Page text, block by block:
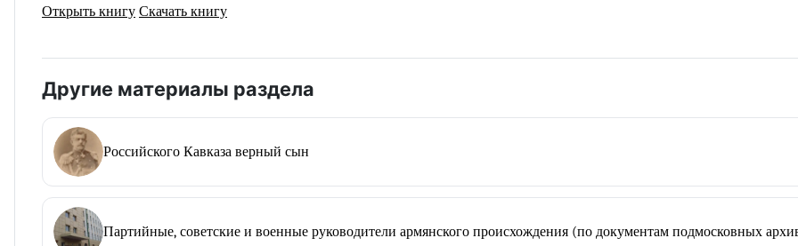
Открыть книгу Скачать книгу
Другие материалы раздела
Российского Кавказа верный сын
Партийные, советские и военные руководители армянского происхождения (по документам подмосковных